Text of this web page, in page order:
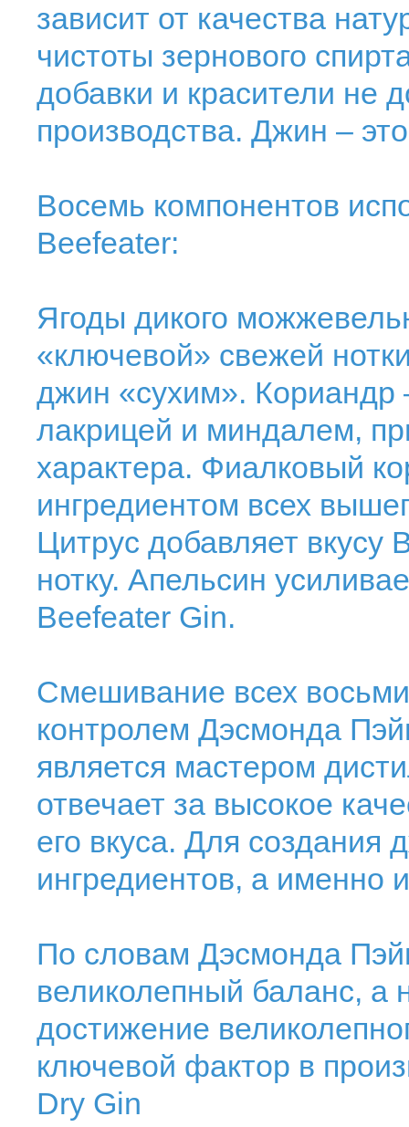
зависит от качества
чистоты зернового
добавки и красители не
производства. Джин –
Восемь компонентов
Beefeater:
Ягоды дикого
«ключевой» свежей
джин «сухим». Кориандр
лакрицей и миндалем,
характера. Фиалковый
ингредиентом всех
Цитрус добавляет вкусу
нотку. Апельсин
Beefeater Gin.
Смешивание всех
контролем Дэсмонда
является мастером
отвечает за высокое
его вкуса. Для создания
ингредиентов, а именно
По словам Дэсмонда
великолепный баланс, а
достижение
ключевой фактор в
Dry Gin